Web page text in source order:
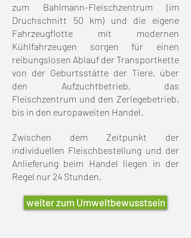
zum Bahlmann-Fleischzentrum (im
Druchschnitt 50 km) und die eigene
Fahrzeugflotte mit modernen
Kühlfahrzeugen sorgen für einen
reibungslosen Ablauf der Transportkette
von der Geburtsstätte der Tiere, über
den Aufzuchtbetrieb, das
Fleischzentrum und den Zerlegebetrieb,
bis in den europaweiten Handel.
Zwischen dem Zeitpunkt der
individuellen Fleischbestellung und der
Anlieferung beim Handel liegen in der
Regel nur 24 Stunden.
weiter zum Umweltbewusstsein